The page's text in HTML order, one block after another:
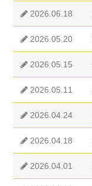
2026.06.18
2026.05.20
2026.05.15
2026.05.11
2026.04.24
2026.04.18
2026.04.01